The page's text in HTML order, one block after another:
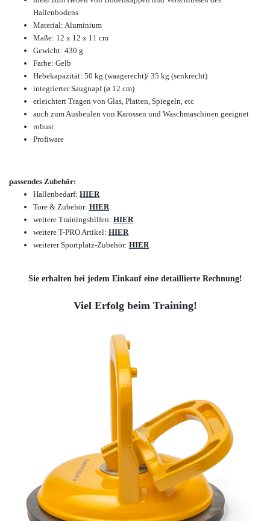
Hallenbodens
Material: Aluminium
Maße: 12 x 12 x 11 cm
Gewicht: 430 g
Farbe: Gelb
Hebekapazität: 50 kg (waagerecht)/ 35 kg (senkrecht)
integrierter Saugnapf (ø 12 cm)
erleichtert Tragen von Glas, Platten, Spiegeln, etc
auch zum Ausbeulen von Karossen und Waschmaschinen geeignet
robust
Profiware
passendes Zubehör:
Hallenbedarf: HIER
Tore & Zubehör: HIER
weitere Trainingshilfen: HIER
weitere T-PRO Artikel: HIER
weiterer Sportplatz-Zubehör: HIER
Sie erhalten bei jedem Einkauf eine detaillierte Rechnung!
Viel Erfolg beim Training!